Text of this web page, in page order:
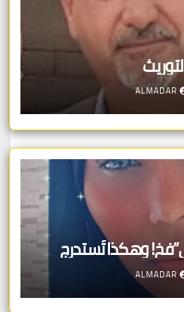
ALMADAR
وهكذا تُستدرج
ALMADAR